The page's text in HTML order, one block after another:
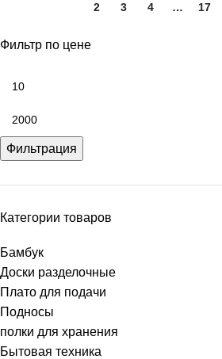
Фильтр по цене
Фильтрация
Категории товаров
Бамбук
Доски разделочные
Плато для подачи
Подносы
полки для хранения
Бытовая техника
2 3 4 … 17